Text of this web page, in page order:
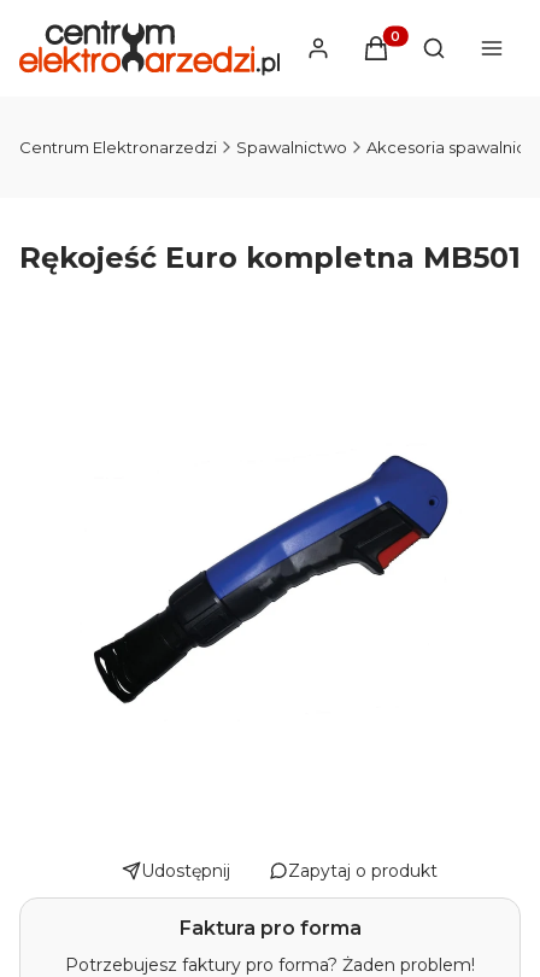
Produkty w
Otwórz
Centrum Elektronarzedzi Spawalnictwo Akcesoria
Rękojeść Euro kompletna MB501
Udostępnij Zapytaj o produkt
Faktura pro forma
Potrzebujesz faktury pro forma? Żaden problem!